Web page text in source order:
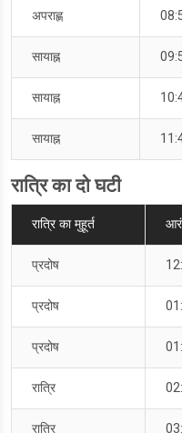
अपराह्ण
सायाह्न
सायाह्न
सायाह्न
रात्रि का दो घटी
रात्रि का मुहूर्त
प्रदोष
प्रदोष
प्रदोष
रात्रि
रात्रि